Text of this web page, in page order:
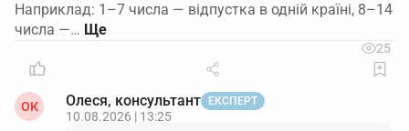
Наприклад: 1–7 числа — відпустка в одній країні, 8–14
числа —…
25
ОК Олеся, консультант ЕКСПЕРТ
10.08.2026 | 13:25